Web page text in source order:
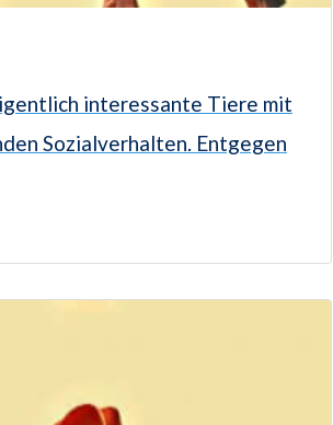
interessante Tiere mit
Sozialverhalten. Entgegen